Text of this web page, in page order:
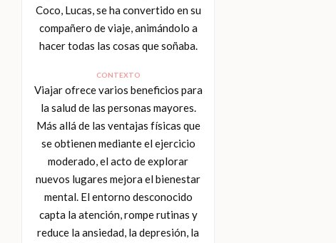
Coco, Lucas, se ha convertido en su
compañero de viaje, animándolo a
hacer todas las cosas que soñaba.
CONTEXTO
Viajar ofrece varios beneficios para
la salud de las personas mayores.
Más allá de las ventajas físicas que
se obtienen mediante el ejercicio
moderado, el acto de explorar
nuevos lugares mejora el bienestar
mental. El entorno desconocido
capta la atención, rompe rutinas y
reduce la ansiedad, la depresión, la